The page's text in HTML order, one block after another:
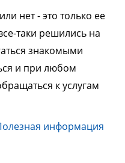
нет - это только ее
таки решились на
знакомыми
и при любом
к услугам
информация